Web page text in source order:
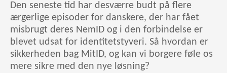
Den seneste tid har desværre budt på flere
ærgerlige episoder for danskere, der har fået
misbrugt deres NemID og i den forbindelse er
blevet udsat for identitetstyveri. Så hvordan er
sikkerheden bag MitID, og kan vi borgere føle os
mere sikre med den nye løsning?